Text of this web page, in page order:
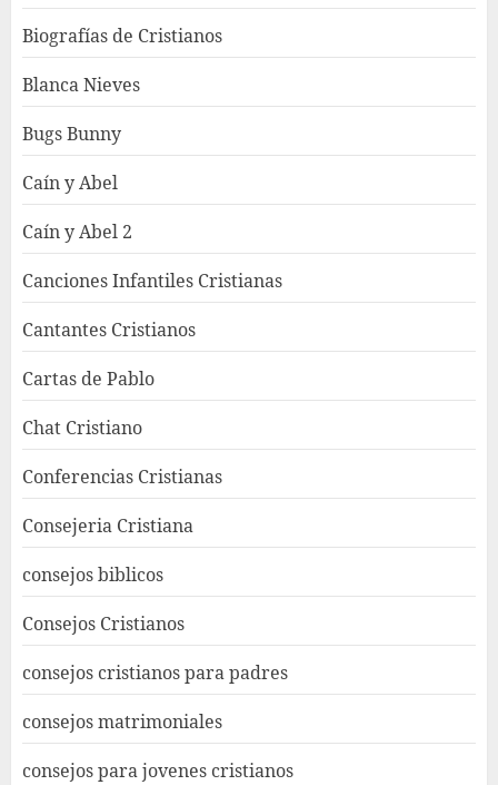
Biografías de Cristianos
Blanca Nieves
Bugs Bunny
Caín y Abel
Caín y Abel 2
Canciones Infantiles Cristianas
Cantantes Cristianos
Cartas de Pablo
Chat Cristiano
Conferencias Cristianas
Consejeria Cristiana
consejos biblicos
Consejos Cristianos
consejos cristianos para padres
consejos matrimoniales
consejos para jovenes cristianos